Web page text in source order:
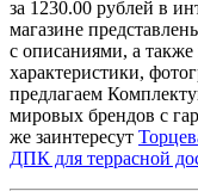
за 1230.00 рублей в
магазине
с описаниями, а
характеристики,
предлагаем
мировых брендов с
же заинтересут
ДПК для террасной